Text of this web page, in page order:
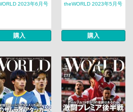
2023年6月号
購入
theWORLD 2023年5月号
購入